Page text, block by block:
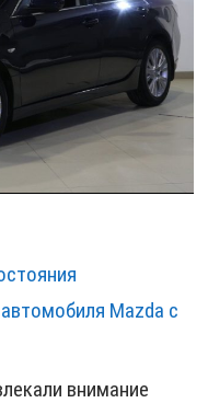
Mazda с
внимание